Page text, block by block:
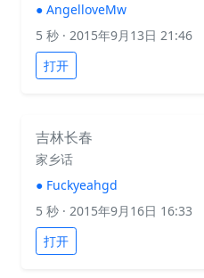
● AngelloveMw
5 秒 · 2015年9月13日 21:46
打开
吉林长春
家乡话
● Fuckyeahgd
5 秒 · 2015年9月16日 16:33
打开